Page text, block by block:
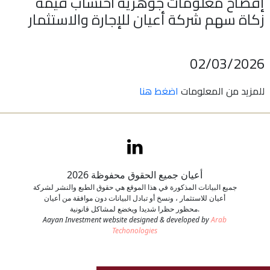
زكاة سهم شركة أعيان للإجارة والاستثمار
02/03/2026
للمزيد من المعلومات اضغط هنا
أعيان جميع الحقوق محفوظة 2026
جميع البيانات المذكورة في هذا الموقع هي حقوق الطبع والنشر لشركة
أعيان للاستثمار ، ونسخ أو تبادل البيانات دون موافقة من أعيان
محظور حظرا شديدا ويخضع لمشاكل قانونية.
Aayan Investment website designed & developed byArab
Techonologies
اتصل بنا
طلب وظيفة